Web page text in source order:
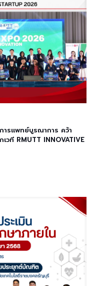
รแพทย์บูรณาการ คว้า
ที RMUTT INNOVATIVE